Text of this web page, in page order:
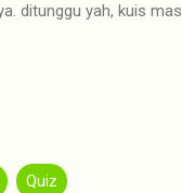
ditunggu yah, kuis
Quiz